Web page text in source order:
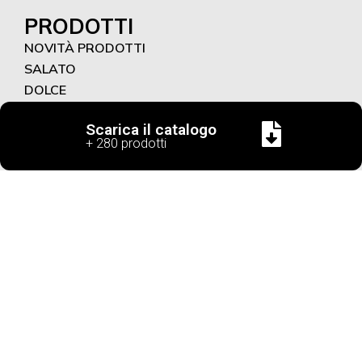
PRODOTTI
NOVITÀ PRODOTTI
SALATO
DOLCE
Scarica il catalogo
+ 280 prodotti